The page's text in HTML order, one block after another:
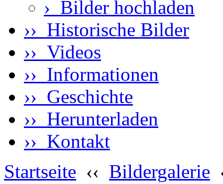
› Bilder hochladen
›› Historische Bilder
›› Videos
›› Informationen
›› Geschichte
›› Herunterladen
›› Kontakt
Startseite ‹‹ Bildergalerie